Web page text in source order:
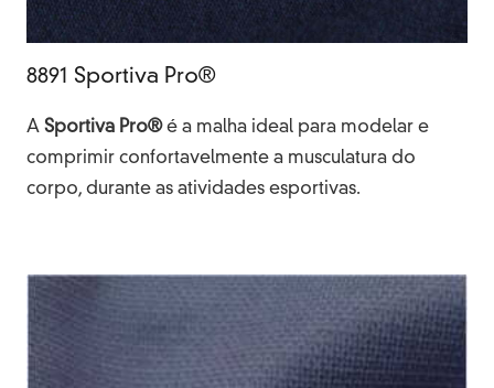
8891 Sportiva Pro®
A Sportiva Pro®é a malha ideal para modelar e
comprimir confortavelmente a musculatura do
corpo, durante as atividades esportivas.